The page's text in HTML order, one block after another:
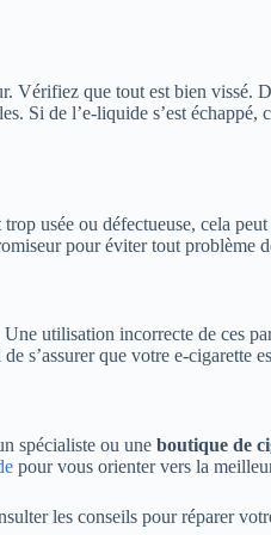
Vérifiez que tout est bien vissé.
Si de l’e-liquide s’est
usée ou défectueuse, cela
pour éviter tout problème
utilisation incorrecte de ces
s’assurer que votre e-cigarette
spécialiste ou une boutique de
pour vous orienter vers la
les conseils pour réparer